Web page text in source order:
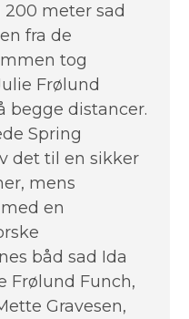
meter sad
fra de
tog
Frølund
begge distancer.
Spring
det til en sikker
mens
en
båd sad Ida
Frølund Funch,
Gravesen,